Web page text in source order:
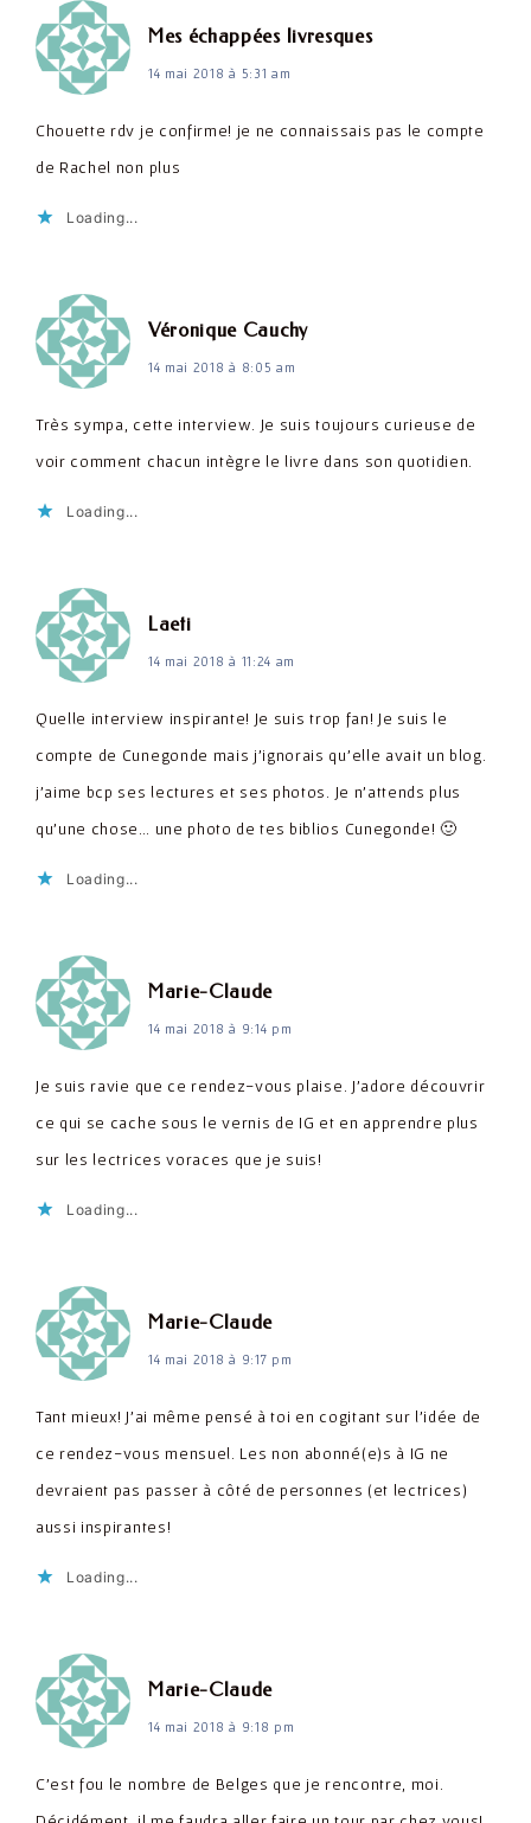
Mes échappées livresquesdit :
14 mai 2018 à 5:31 am
Chouette rdv je confirme! je ne connaissais pas le compte
de Rachel non plus
Loading...
Véronique Cauchydit :
14 mai 2018 à 8:05 am
Très sympa, cette interview. Je suis toujours curieuse de
voir comment chacun intègre le livre dans son quotidien.
Loading...
Laetidit :
14 mai 2018 à 11:24 am
Quelle interview inspirante! Je suis trop fan! Je suis le
compte de Cunegonde mais j'ignorais qu'elle avait un blog.
j'aime bcp ses lectures et ses photos. Je n'attends plus
qu'une chose… une photo de tes biblios Cunegonde! 🙂
Loading...
Marie-Claudedit :
14 mai 2018 à 9:14 pm
Je suis ravie que ce rendez-vous plaise. J'adore découvrir
ce qui se cache sous le vernis de IG et en apprendre plus
sur les lectrices voraces que je suis!
Loading...
Marie-Claudedit :
14 mai 2018 à 9:17 pm
Tant mieux! J'ai même pensé à toi en cogitant sur l'idée de
ce rendez-vous mensuel. Les non abonné(e)s à IG ne
devraient pas passer à côté de personnes (et lectrices)
aussi inspirantes!
Loading...
Marie-Claudedit :
14 mai 2018 à 9:18 pm
C'est fou le nombre de Belges que je rencontre, moi.